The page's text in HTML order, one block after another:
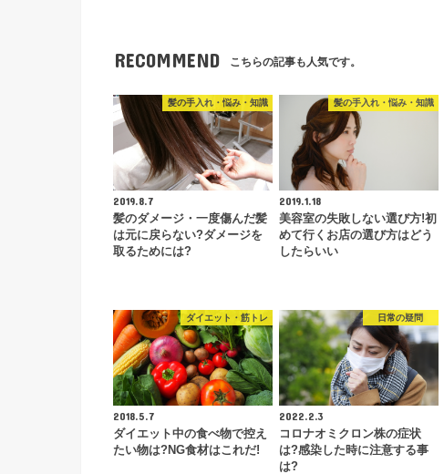
RECOMMEND こちらの記事も人気です。
髪の手入れ・悩み・知識
2019.8.7
髪のダメージ・一度傷んだ髪
は元に戻らない?ダメージを
取るためには?
髪の手入れ・悩み・知識
2019.1.18
美容室の失敗しない選び方!初
めて行くお店の選び方はどう
したらいい
ダイエット・筋トレ
2018.5.7
ダイエット中の食べ物で控え
たい物は?NG食材はこれだ!
日常の疑問
2022.2.3
コロナオミクロン株の症状
は?感染した時に注意する事
は?